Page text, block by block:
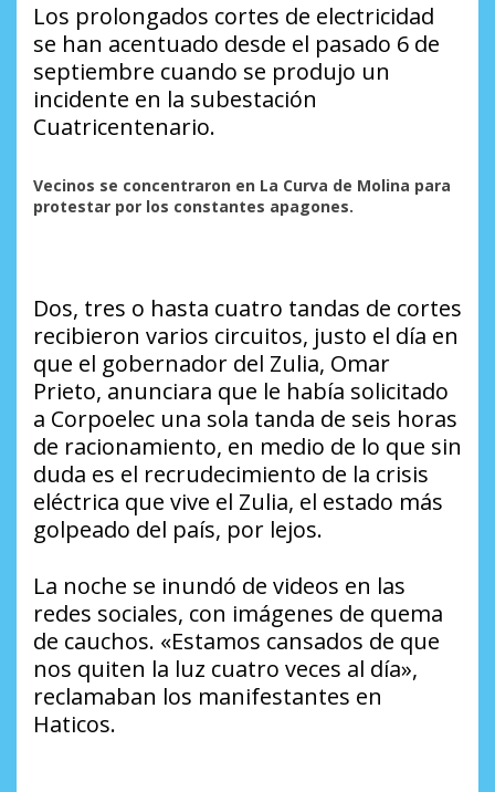
Los prolongados cortes de electricidad
se han acentuado desde el pasado 6 de
septiembre cuando se produjo un
incidente en la subestación
Cuatricentenario.
Vecinos se concentraron en La Curva de Molina para
protestar por los constantes apagones.
Dos, tres o hasta cuatro tandas de cortes
recibieron varios circuitos, justo el día en
que el gobernador del Zulia, Omar
Prieto, anunciara que le había solicitado
a Corpoelec una sola tanda de seis horas
de racionamiento, en medio de lo que sin
duda es el recrudecimiento de la crisis
eléctrica que vive el Zulia, el estado más
golpeado del país, por lejos.
La noche se inundó de videos en las
redes sociales, con imágenes de quema
de cauchos. «Estamos cansados de que
nos quiten la luz cuatro veces al día»,
reclamaban los manifestantes en
Haticos.